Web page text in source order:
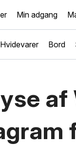
Min adgang
Hvidevarer Bord
af